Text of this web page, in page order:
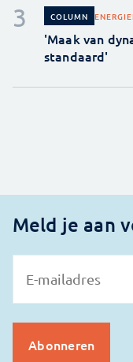
COLUMN ENERGIE
'Maak van
standaard'
Meld je aan